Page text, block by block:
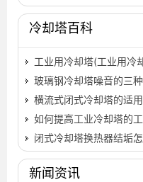
冷却塔百科
新闻资讯